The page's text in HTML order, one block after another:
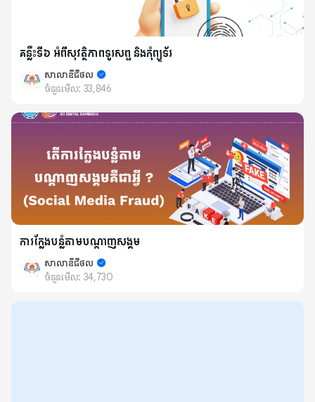
គន្លឹះទី៦ អំពីសុវត្ថិភាពទូរសព្ទ និងកុំព្យូទ័រ
សាលាឌីជីថល
ចំនួនមើល: 33,846
ការក្លែងបន្លំតាមបណ្ដាញសង្គម
សាលាឌីជីថល
ចំនួនមើល: 34,730